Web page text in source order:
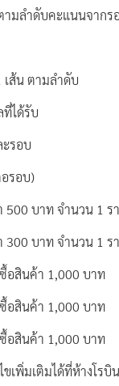
ามลำดับคะแนนจากร
เส้น ตามลำดับ
ที่ได้รับ
รอบ
รอบ)
บาท จำนวน 1 ร
บาท จำนวน 1 ร
อสินค้า 1,000 บาท
อสินค้า 1,000 บาท
อสินค้า 1,000 บาท
เพิ่มเติมได้ที่ห้างโร